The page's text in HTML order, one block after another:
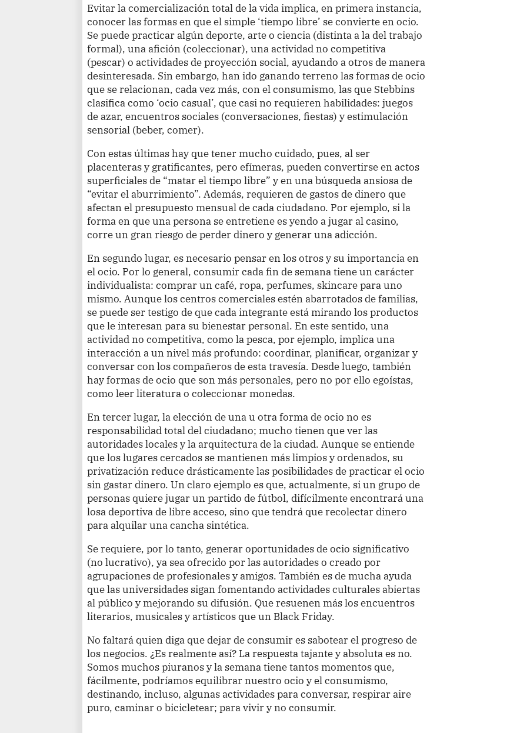
Evitar la comercialización total de la vida implica, en primera instancia,
conocer las formas en que el simple ‘tiempo libre’ se convierte en ocio.
Se puede practicar algún deporte, arte o ciencia (distinta a la del trabajo
formal), una afición (coleccionar), una actividad no competitiva
(pescar) o actividades de proyección social, ayudando a otros de manera
desinteresada. Sin embargo, han ido ganando terreno las formas de ocio
que se relacionan, cada vez más, con el consumismo, las que Stebbins
clasifica como ‘ocio casual’, que casi no requieren habilidades: juegos
de azar, encuentros sociales (conversaciones, fiestas) y estimulación
sensorial (beber, comer).
Con estas últimas hay que tener mucho cuidado, pues, al ser
placenteras y gratificantes, pero efímeras, pueden convertirse en actos
superficiales de “matar el tiempo libre” y en una búsqueda ansiosa de
“evitar el aburrimiento”. Además, requieren de gastos de dinero que
afectan el presupuesto mensual de cada ciudadano. Por ejemplo, si la
forma en que una persona se entretiene es yendo a jugar al casino,
corre un gran riesgo de perder dinero y generar una adicción.
En segundo lugar, es necesario pensar en los otros y su importancia en
el ocio. Por lo general, consumir cada fin de semana tiene un carácter
individualista: comprar un café, ropa, perfumes, skincare para uno
mismo. Aunque los centros comerciales estén abarrotados de familias,
se puede ser testigo de que cada integrante está mirando los productos
que le interesan para su bienestar personal. En este sentido, una
actividad no competitiva, como la pesca, por ejemplo, implica una
interacción a un nivel más profundo: coordinar, planificar, organizar y
conversar con los compañeros de esta travesía. Desde luego, también
hay formas de ocio que son más personales, pero no por ello egoístas,
como leer literatura o coleccionar monedas.
En tercer lugar, la elección de una u otra forma de ocio no es
responsabilidad total del ciudadano; mucho tienen que ver las
autoridades locales y la arquitectura de la ciudad. Aunque se entiende
que los lugares cercados se mantienen más limpios y ordenados, su
privatización reduce drásticamente las posibilidades de practicar el ocio
sin gastar dinero. Un claro ejemplo es que, actualmente, si un grupo de
personas quiere jugar un partido de fútbol, difícilmente encontrará una
losa deportiva de libre acceso, sino que tendrá que recolectar dinero
para alquilar una cancha sintética.
Se requiere, por lo tanto, generar oportunidades de ocio significativo
(no lucrativo), ya sea ofrecido por las autoridades o creado por
agrupaciones de profesionales y amigos. También es de mucha ayuda
que las universidades sigan fomentando actividades culturales abiertas
al público y mejorando su difusión. Que resuenen más los encuentros
literarios, musicales y artísticos que un Black Friday.
No faltará quien diga que dejar de consumir es sabotear el progreso de
los negocios. ¿Es realmente así? La respuesta tajante y absoluta es no.
Somos muchos piuranos y la semana tiene tantos momentos que,
fácilmente, podríamos equilibrar nuestro ocio y el consumismo,
destinando, incluso, algunas actividades para conversar, respirar aire
puro, caminar o bicicletear; para vivir y no consumir.